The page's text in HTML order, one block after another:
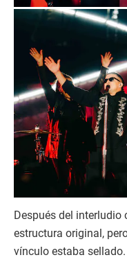
Después del interludio
estructura original,
vínculo estaba